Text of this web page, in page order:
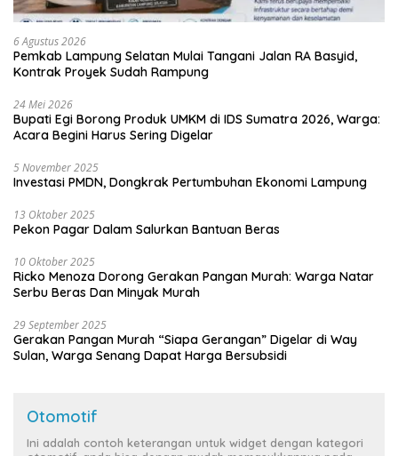
6 Agustus 2026
Pemkab Lampung Selatan Mulai Tangani Jalan RA Basyid,
Kontrak Proyek Sudah Rampung
24 Mei 2026
Bupati Egi Borong Produk UMKM di IDS Sumatra 2026, Warga:
Acara Begini Harus Sering Digelar
5 November 2025
Investasi PMDN, Dongkrak Pertumbuhan Ekonomi Lampung
13 Oktober 2025
Pekon Pagar Dalam Salurkan Bantuan Beras
10 Oktober 2025
Ricko Menoza Dorong Gerakan Pangan Murah: Warga Natar
Serbu Beras Dan Minyak Murah
29 September 2025
Gerakan Pangan Murah “Siapa Gerangan” Digelar di Way
Sulan, Warga Senang Dapat Harga Bersubsidi
Otomotif
Ini adalah contoh keterangan untuk widget dengan kategori